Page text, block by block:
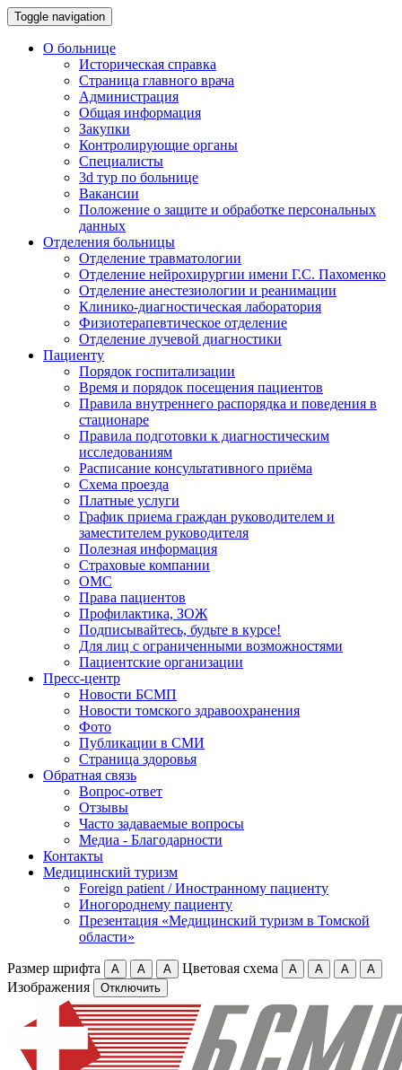
Toggle navigation
О больнице
Историческая справка
Страница главного врача
Администрация
Общая информация
Закупки
Контролирующие органы
Специалисты
3d тур по больнице
Вакансии
Положение о защите и обработке персональных
данных
Отделения больницы
Отделение травматологии
Отделение нейрохирургии имени Г.С. Пахоменко
Отделение анестезиологии и реанимации
Клинико-диагностическая лаборатория
Физиотерапевтическое отделение
Отделение лучевой диагностики
Пациенту
Порядок госпитализации
Время и порядок посещения пациентов
Правила внутреннего распорядка и поведения в
стационаре
Правила подготовки к диагностическим
исследованиям
Расписание консультативного приёма
Схема проезда
Платные услуги
График приема граждан руководителем и
заместителем руководителя
Полезная информация
Страховые компании
ОМС
Права пациентов
Профилактика, ЗОЖ
Подписывайтесь, будьте в курсе!
Для лиц с ограниченными возможностями
Пациентские организации
Пресс-центр
Новости БСМП
Новости томского здравоохранения
Фото
Публикации в СМИ
Страница здоровья
Обратная связь
Вопрос-ответ
Отзывы
Часто задаваемые вопросы
Медиа - Благодарности
Контакты
Медицинский туризм
Foreign patient / Иностранному пациенту
Иногороднему пациенту
Презентация «Медицинский туризм в Томской
области»
Размер шрифта А А А Цветовая схема А А А А
Изображения Отключить